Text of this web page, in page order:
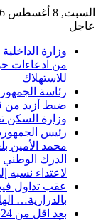
السبت, 8 أغسطس 2026
عاجل
وزارة
من ادعاءات
للاستهلاك
رئاسة
ضبط أزيد من
وزارة السكن
رئيس
محمد الأمين
الدرك
لاعتداء نسبه
عقب تداول
بالدرارية…